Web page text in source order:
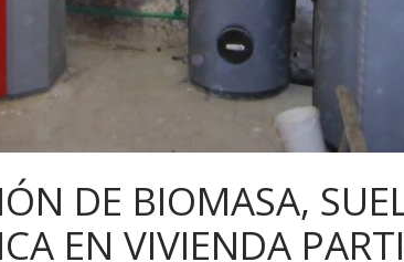
DE BIOMASA,
EN VIVIENDA